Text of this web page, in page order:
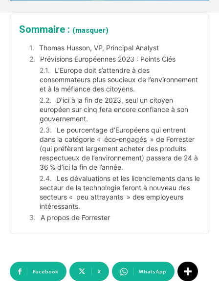
Sommaire : (masquer)
Thomas Husson, VP, Principal Analyst
Prévisions Européennes 2023 : Points Clés
L’Europe doit s’attendre à des
consommateurs plus soucieux de l’environnement
et à la méfiance des citoyens.
D’ici à la fin de 2023, seul un citoyen
européen sur cinq fera encore confiance à son
gouvernement.
Le pourcentage d’Européens qui entrent
dans la catégorie « éco-engagés » de Forrester
(qui préfèrent largement acheter des produits
respectueux de l’environnement) passera de 24 à
36 % d’ici la fin de l’année.
Les dévaluations et les licenciements dans le
secteur de la technologie feront à nouveau des
secteurs « peu attrayants » des employeurs
intéressants.
A propos de Forrester
Facebook X WhatsApp